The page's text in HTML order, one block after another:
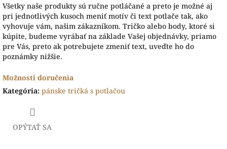
Všetky naše produkty sú ručne potláčané a preto je možné aj
pri jednotlivých kusoch meniť motív či text potlače tak, ako
vyhovuje vám, našim zákazníkom. Tričko alebo body, ktoré si
kúpite, budeme vyrábať na základe Vašej objednávky, priamo
pre Vás, preto ak potrebujete zmeniť text, uveďte ho do
poznámky nižšie.
Možnosti doručenia
Kategória: pánske tričká s potlačou
OPÝTAŤ SA